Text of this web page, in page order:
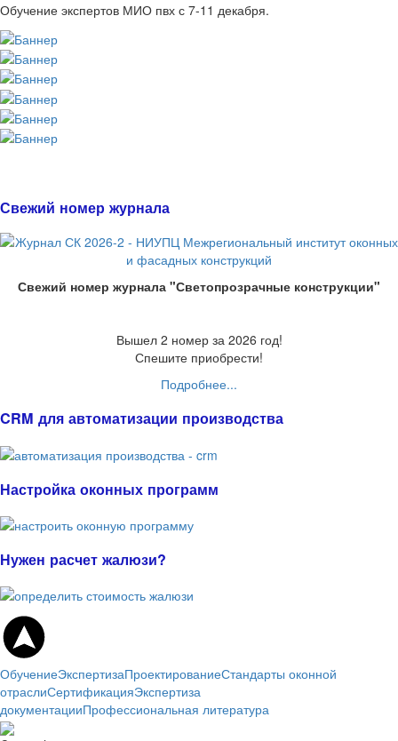
Обучение экспертов МИО пвх с 7-11 декабря.
Свежий номер журнала
Свежий номер журнала "Светопрозрачные конструкции"
Вышел 2 номер за 2026 год!
Спешите приобрести!
Подробнее...
CRM для автоматизации производства
Настройка оконных программ
Нужен расчет жалюзи?
ОбучениеЭкспертизаПроектированиеСтандарты оконной
отраслиСертификацияЭкспертиза
документацииПрофессиональная литература